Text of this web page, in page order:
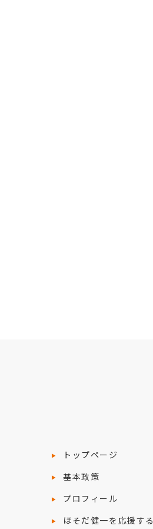
トップページ
基本政策
プロフィール
ほそだ健一を応援する